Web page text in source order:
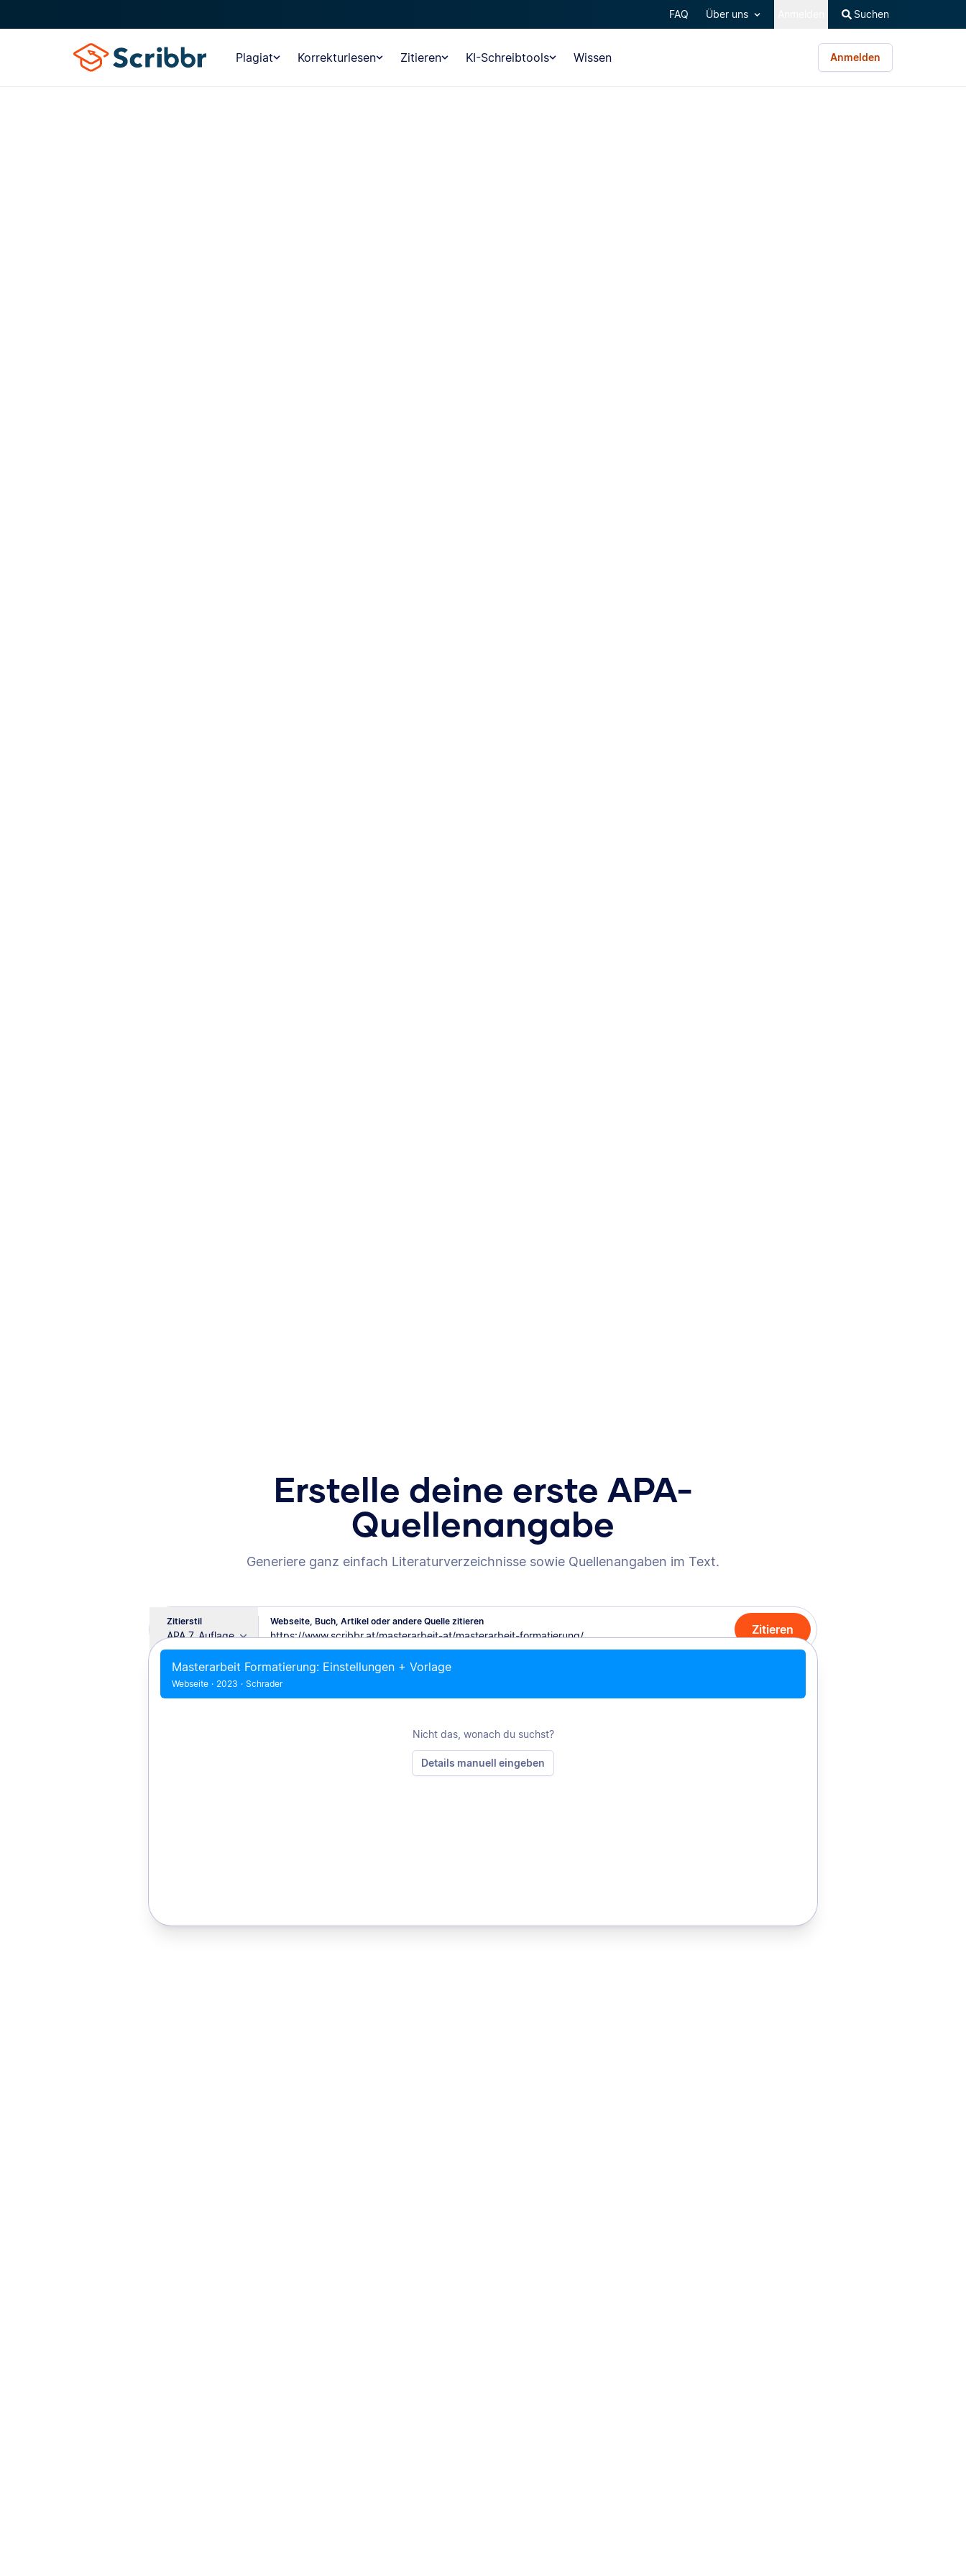
FAQ Über uns Suchen
Plagiat Korrekturlesen Zitieren KI-Schreibtools Wissen Anmelden
Erstelle deine erste APA-
Quellenangabe
Generiere ganz einfach Literaturverzeichnisse sowie Quellenangaben im Text.
Webseite, Buch, Artikel oder andere Quelle zitieren
Zitierstil
APA 7. Auflage Zitieren
Masterarbeit Formatierung: Einstellungen + Vorlage
Webseite · 2023 · Schrader
Nicht das, wonach du suchst?
Details manuell eingeben